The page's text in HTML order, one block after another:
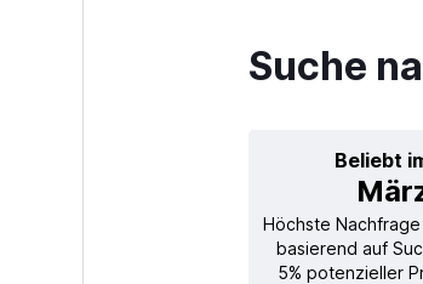
Suche
Beliebt
Höchste
basierend auf
5% potenzieller